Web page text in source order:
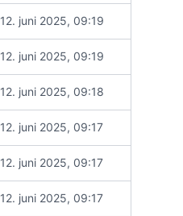
12. juni 2025, 09:19
12. juni 2025, 09:19
12. juni 2025, 09:18
12. juni 2025, 09:17
12. juni 2025, 09:17
12. juni 2025, 09:17